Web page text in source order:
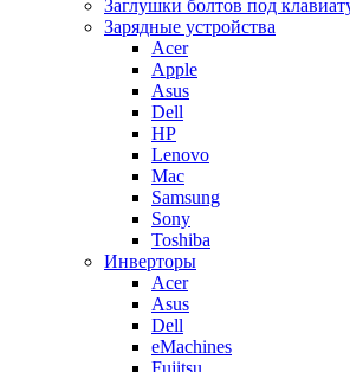
Заглушки болтов под
Зарядные устройства
Acer
Apple
Asus
Dell
HP
Lenovo
Mac
Samsung
Sony
Toshiba
Инверторы
Acer
Asus
Dell
eMachines
Fujitsu